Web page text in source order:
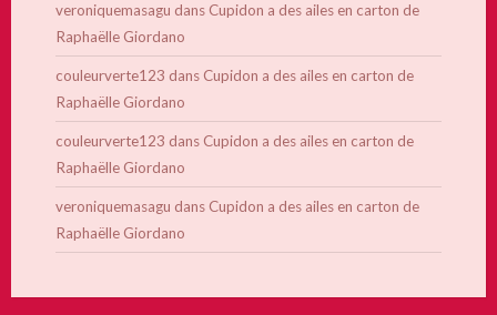
veroniquemasagu dans Cupidon a des ailes en carton de
Raphaëlle Giordano
couleurverte123 dans Cupidon a des ailes en carton de
Raphaëlle Giordano
couleurverte123 dans Cupidon a des ailes en carton de
Raphaëlle Giordano
veroniquemasagu dans Cupidon a des ailes en carton de
Raphaëlle Giordano